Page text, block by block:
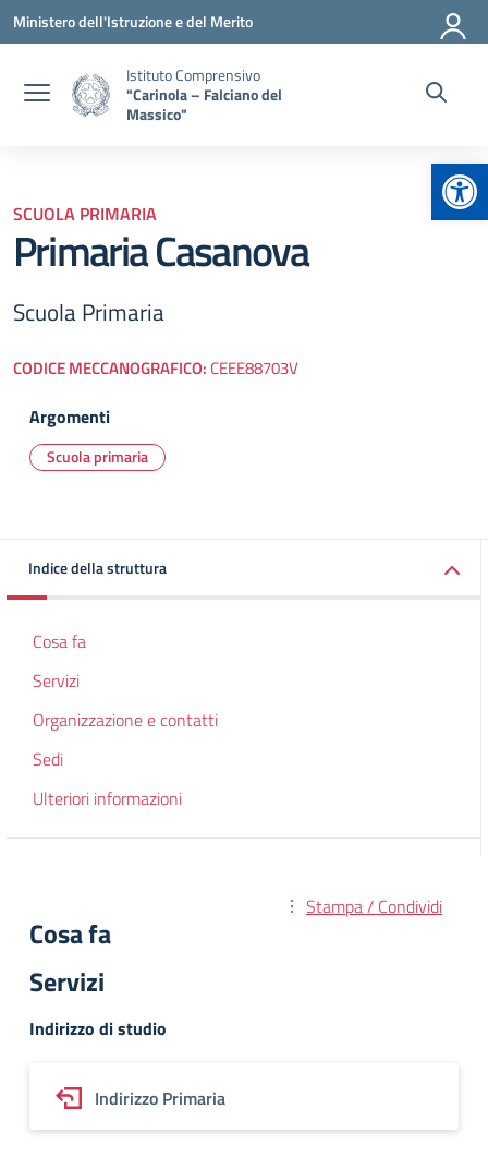
Vai ai contenuti
Vai al menu di navigazione
Vai al footer
Ministero dell'Istruzione e del Merito
Istituto Comprensivo
"Carinola – Falciano del
Massico"
SCUOLA PRIMARIA
Primaria Casanova
Scuola Primaria
CODICE MECCANOGRAFICO: CEEE88703V
Argomenti
Scuola primaria
Indice della struttura
Cosa fa
Servizi
Organizzazione e contatti
Sedi
Ulteriori informazioni
Stampa / Condividi
Cosa fa
Servizi
Indirizzo di studio
Indirizzo Primaria